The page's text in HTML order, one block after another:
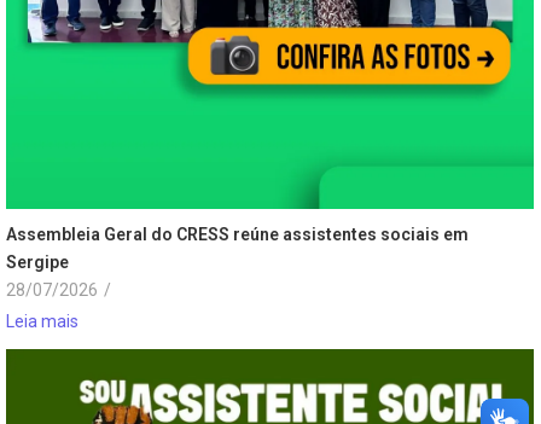
Assembleia Geral do CRESS reúne assistentes sociais em
Sergipe
28/07/2026 /
Leia mais